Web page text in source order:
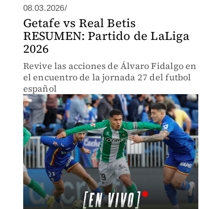
08.03.2026/
Getafe vs Real Betis
RESUMEN: Partido de LaLiga
2026
Revive las acciones de Álvaro Fidalgo en
el encuentro de la jornada 27 del futbol
español